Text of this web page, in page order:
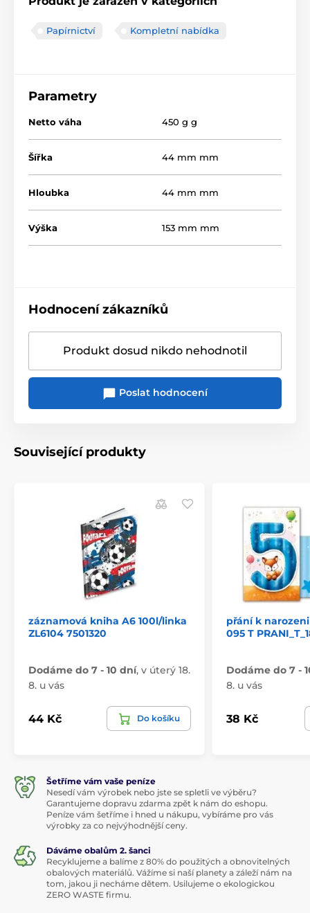
Papírnictví Kompletní nabídka
Parametry
Netto váha 450 g g
Šířka 44 mm mm
Hloubka 44 mm mm
Výška 153 mm mm
Hodnocení zákazníků
Produkt dosud nikdo nehodnotil
Poslat hodnocení
Související produkty
záznamová kniha A6 100l/linka
ZL6104 7501320
Dodáme do 7 - 10 dní, v úterý 18.
8. u vás
44 Kč Do košíku
přání k
095 T
Dodáme do 7 -
8. u vás
38 Kč
Šetříme vám vaše peníze
Nesedí vám výrobek nebo jste se spletli ve výběru?
Garantujeme dopravu zdarma zpět k nám do eshopu.
Peníze vám šetříme i hned u nákupu, vybíráme pro vás
výrobky za co nejvýhodnější ceny.
Dáváme obalům 2. šanci
Recyklujeme a balíme z 80% do použitých a obnovitelných
obalových materiálů. Vážíme si naší planety a záleží nám na
tom, jakou ji necháme dětem. Usilujeme o ekologickou
ZERO WASTE firmu.